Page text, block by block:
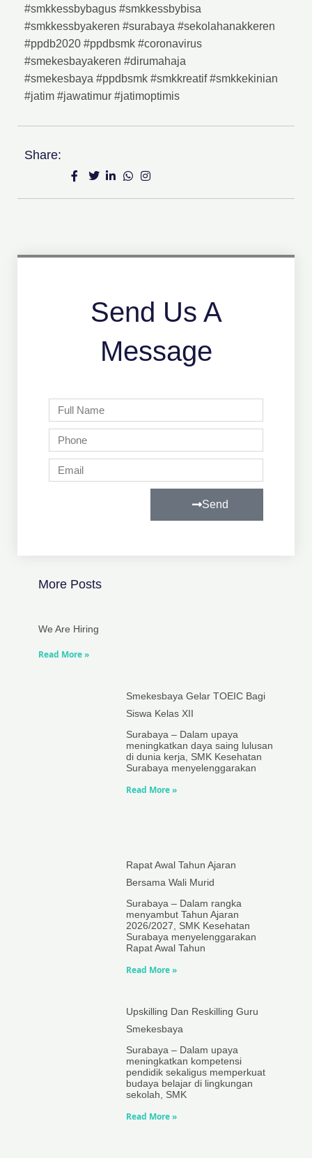
#smkkessbybagus #smkkessbybisa
#smkkessbyakeren #surabaya #sekolahanakkeren
#ppdb2020 #ppdbsmk #coronavirus
#smekesbayakeren #dirumahaja
#smekesbaya #ppdbsmk #smkkreatif #smkkekinian
#jatim #jawatimur #jatimoptimis
Share:
Send Us A
Message
Full
Name
Phone
Email
Send
More Posts
We Are Hiring
Read More »
Smekesbaya Gelar TOEIC Bagi
Siswa Kelas XII
Surabaya – Dalam upaya
meningkatkan daya saing lulusan
di dunia kerja, SMK Kesehatan
Surabaya menyelenggarakan
Read More »
Rapat Awal Tahun Ajaran
Bersama Wali Murid
Surabaya – Dalam rangka
menyambut Tahun Ajaran
2026/2027, SMK Kesehatan
Surabaya menyelenggarakan
Rapat Awal Tahun
Read More »
Upskilling Dan Reskilling Guru
Smekesbaya
Surabaya – Dalam upaya
meningkatkan kompetensi
pendidik sekaligus memperkuat
budaya belajar di lingkungan
sekolah, SMK
Read More »